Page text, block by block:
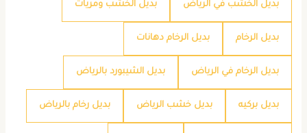
بديل الخشب في الرياض بديل الخشب ومريات
بديل الرخام بديل الرخام دهانات
بديل الرخام في الرياض بديل الشيبورد بالرياض
بديل بركيه بديل خشب الرياض بديل رخام بالرياض